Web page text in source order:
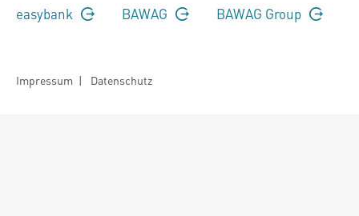
easybank BAWAG BAWAG Group
Impressum | Datenschutz